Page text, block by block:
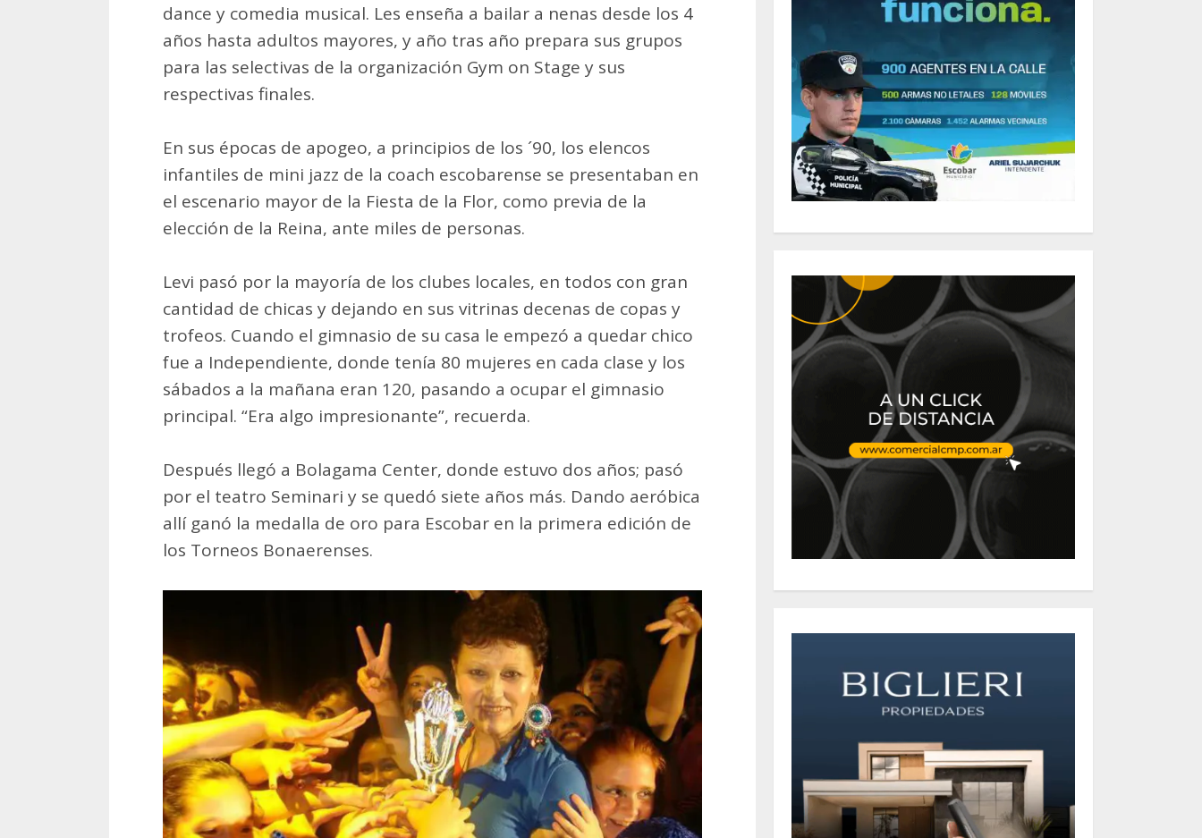
dance y comedia musical. Les enseña a bailar a nenas desde los 4
años hasta adultos mayores, y año tras año prepara sus grupos
para las selectivas de la organización Gym on Stage y sus
respectivas finales.
En sus épocas de apogeo, a principios de los ´90, los elencos
infantiles de mini jazz de la coach escobarense se presentaban en
el escenario mayor de la Fiesta de la Flor, como previa de la
elección de la Reina, ante miles de personas.
Levi pasó por la mayoría de los clubes locales, en todos con gran
cantidad de chicas y dejando en sus vitrinas decenas de copas y
trofeos. Cuando el gimnasio de su casa le empezó a quedar chico
fue a Independiente, donde tenía 80 mujeres en cada clase y los
sábados a la mañana eran 120, pasando a ocupar el gimnasio
principal. “Era algo impresionante”, recuerda.
Después llegó a Bolagama Center, donde estuvo dos años; pasó
por el teatro Seminari y se quedó siete años más. Dando aeróbica
allí ganó la medalla de oro para Escobar en la primera edición de
los Torneos Bonaerenses.